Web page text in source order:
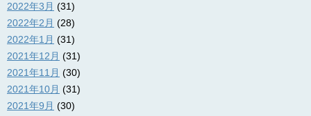
2022年3月 (31)
2022年2月 (28)
2022年1月 (31)
2021年12月 (31)
2021年11月 (30)
2021年10月 (31)
2021年9月 (30)